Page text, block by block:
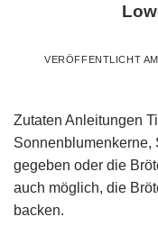
VERÖFFENTLICHT
Zutaten Anleitungen
Sonnenblumenkerne,
gegeben oder die
auch möglich, die
backen.